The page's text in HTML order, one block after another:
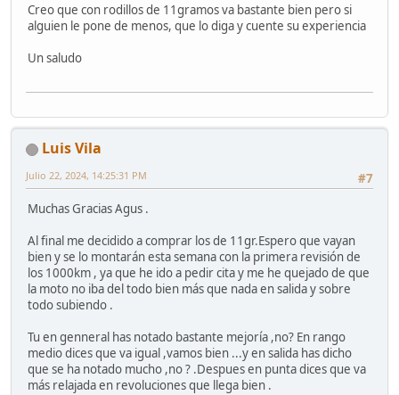
Creo que con rodillos de 11gramos va bastante bien pero si
alguien le pone de menos, que lo diga y cuente su experiencia
Un saludo
Luis Vila
#7
Julio 22, 2024, 14:25:31 PM
Muchas Gracias Agus .
Al final me decidido a comprar los de 11gr.Espero que vayan
bien y se lo montarán esta semana con la primera revisión de
los 1000km , ya que he ido a pedir cita y me he quejado de que
la moto no iba del todo bien más que nada en salida y sobre
todo subiendo .
Tu en genneral has notado bastante mejoría ,no? En rango
medio dices que va igual ,vamos bien ...y en salida has dicho
que se ha notado mucho ,no ? .Despues en punta dices que va
más relajada en revoluciones que llega bien .